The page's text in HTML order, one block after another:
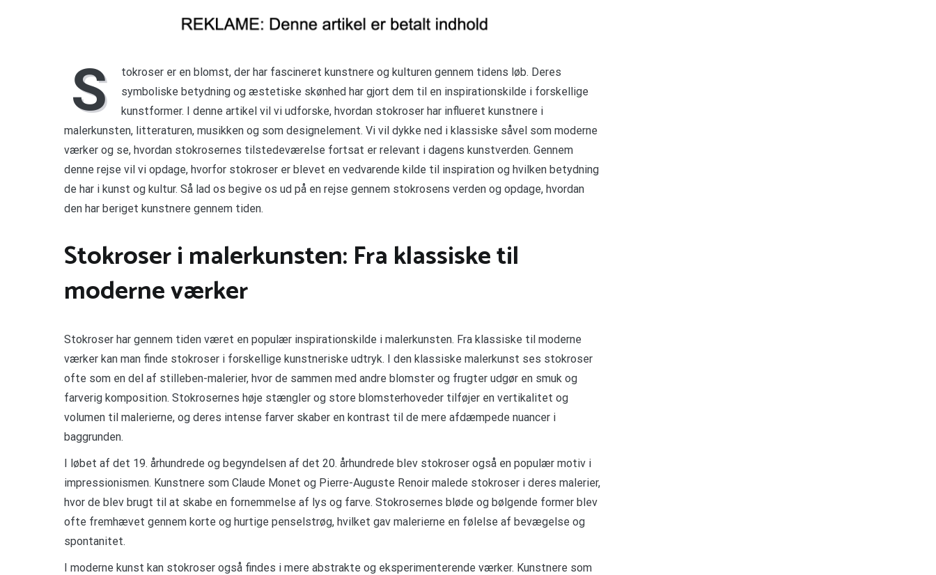
S
tokroser er en blomst, der har fascineret kunstnere og kulturen gennem tidens løb. Deres
symboliske betydning og æstetiske skønhed har gjort dem til en inspirationskilde i forskellige
kunstformer. I denne artikel vil vi udforske, hvordan stokroser har influeret kunstnere i
malerkunsten, litteraturen, musikken og som designelement. Vi vil dykke ned i klassiske såvel som moderne
værker og se, hvordan stokrosernes tilstedeværelse fortsat er relevant i dagens kunstverden. Gennem
denne rejse vil vi opdage, hvorfor stokroser er blevet en vedvarende kilde til inspiration og hvilken betydning
de har i kunst og kultur. Så lad os begive os ud på en rejse gennem stokrosens verden og opdage, hvordan
den har beriget kunstnere gennem tiden.
Stokroser i malerkunsten: Fra klassiske til
moderne værker
Stokroser har gennem tiden været en populær inspirationskilde i malerkunsten. Fra klassiske til moderne
værker kan man finde stokroser i forskellige kunstneriske udtryk. I den klassiske malerkunst ses stokroser
ofte som en del af stilleben-malerier, hvor de sammen med andre blomster og frugter udgør en smuk og
farverig komposition. Stokrosernes høje stængler og store blomsterhoveder tilføjer en vertikalitet og
volumen til malerierne, og deres intense farver skaber en kontrast til de mere afdæmpede nuancer i
baggrunden.
I løbet af det 19. århundrede og begyndelsen af det 20. århundrede blev stokroser også en populær motiv i
impressionismen. Kunstnere som Claude Monet og Pierre-Auguste Renoir malede stokroser i deres malerier,
hvor de blev brugt til at skabe en fornemmelse af lys og farve. Stokrosernes bløde og bølgende former blev
ofte fremhævet gennem korte og hurtige penselstrøg, hvilket gav malerierne en følelse af bevægelse og
spontanitet.
I moderne kunst kan stokroser også findes i mere abstrakte og eksperimenterende værker. Kunstnere som